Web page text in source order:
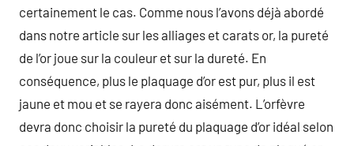
certainement le cas. Comme nous l’avons déjà abordé
dans notre article sur les alliages et carats or, la pureté
de l’or joue sur la couleur et sur la dureté. En
conséquence, plus le plaquage d’or est pur, plus il est
jaune et mou et se rayera donc aisément. L’orfèvre
devra donc choisir la pureté du plaquage d’or idéal selon